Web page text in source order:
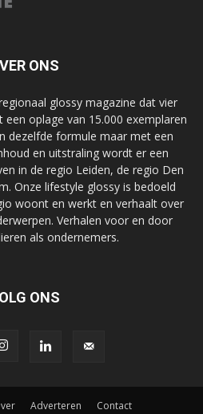
ONS
glossy magazine dat vier
oplage van 15.000 exemplaren
dezelfde formule maar met een
en uitstraling wordt er een
in de regio Leiden, de regio Den
Onze lifestyle glossy is bedoeld
woont en werkt en verhaalt over
Verhalen voor en door
als ondernemers.
ONS
Adverteren Contact